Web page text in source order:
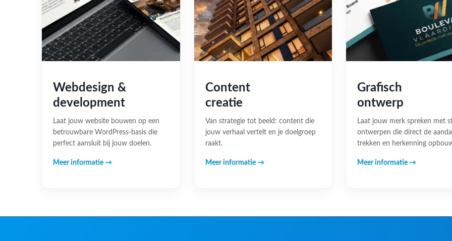
Webdesign &
development
Laat jouw website bouwen op een
betrouwbare WordPress-basis die
perfect aansluit bij jouw doelen.
Meer informatie →
Content
creatie
Van strategie tot beeld: content die
jouw verhaal vertelt en je doelgroep
raakt.
Meer informatie →
Grafisch
ontwerp
Laat jouw merk spreken met
ontwerpen die direct de
trekken en herkenning
Meer informatie →